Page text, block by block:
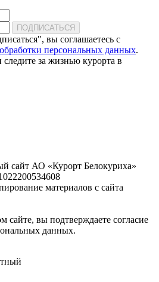
ПОДПИСАТЬСЯ
вы соглашаетесь с
персональных данных.
за жизнью курорта в
сайт АО «Курорт Белокуриха»
материалов с сайта
сайте, вы подтверждаете согласие
данных.